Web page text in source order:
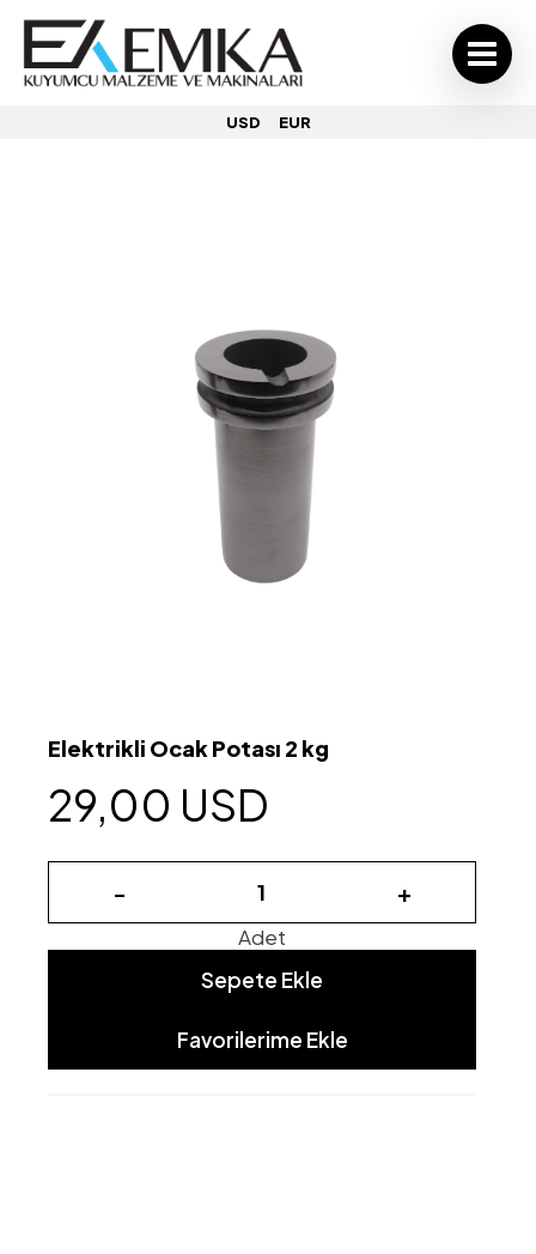
USD EUR
Elektrikli Ocak Potası 2 kg
29,00 USD
- +
Adet
Sepete Ekle
Favorilerime Ekle